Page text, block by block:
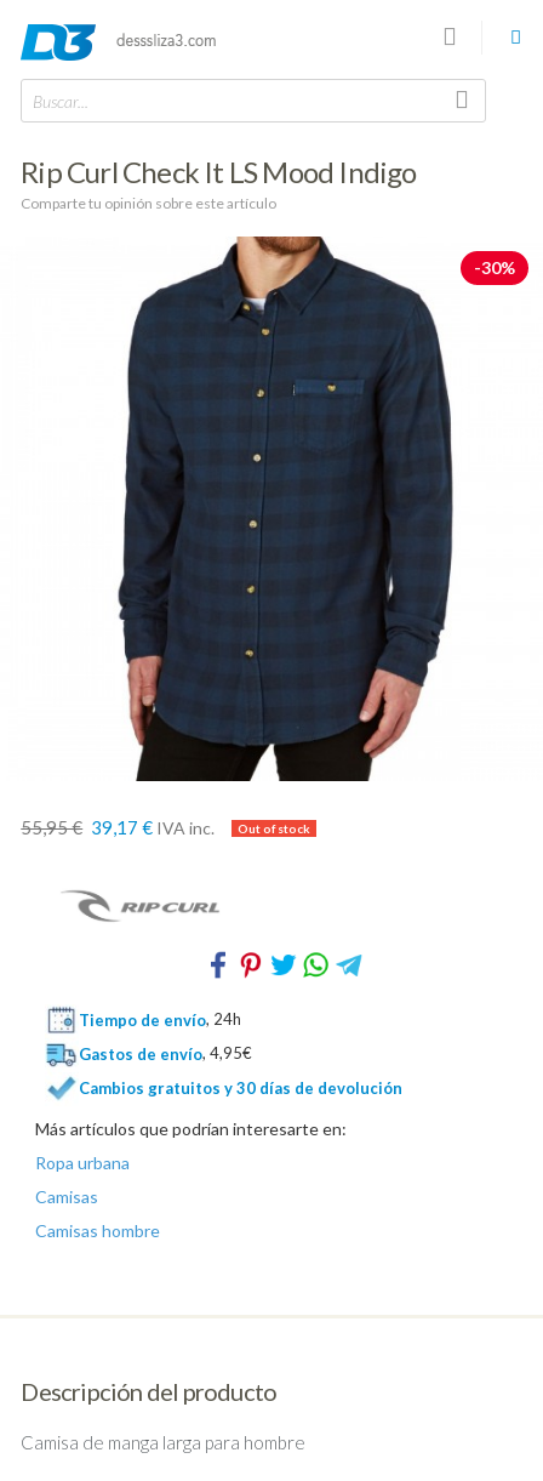
Buscar...
Rip Curl Check It LS Mood Indigo
Comparte tu opinión sobre este artículo
-30%
55,95 € 39,17 € IVA inc.
Tiempo de envío, 24h
Gastos de envío, 4,95€
Cambios gratuitos y 30 días de devolución
Más artículos que podrían interesarte en:
Ropa urbana
Camisas
Camisas hombre
Descripción del producto
Camisa de manga larga para hombre